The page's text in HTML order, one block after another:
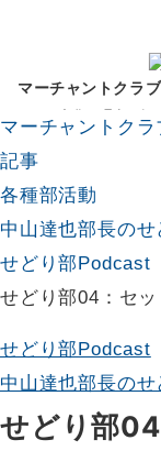
マーチャントクラ
文化と理念を知る
マーチャントクラ
記事
各種部活動
中山達也部長のせ
せどり部Podcast
せどり部04：セ
せどり部Podcast
中山達也部長のせ
せどり部